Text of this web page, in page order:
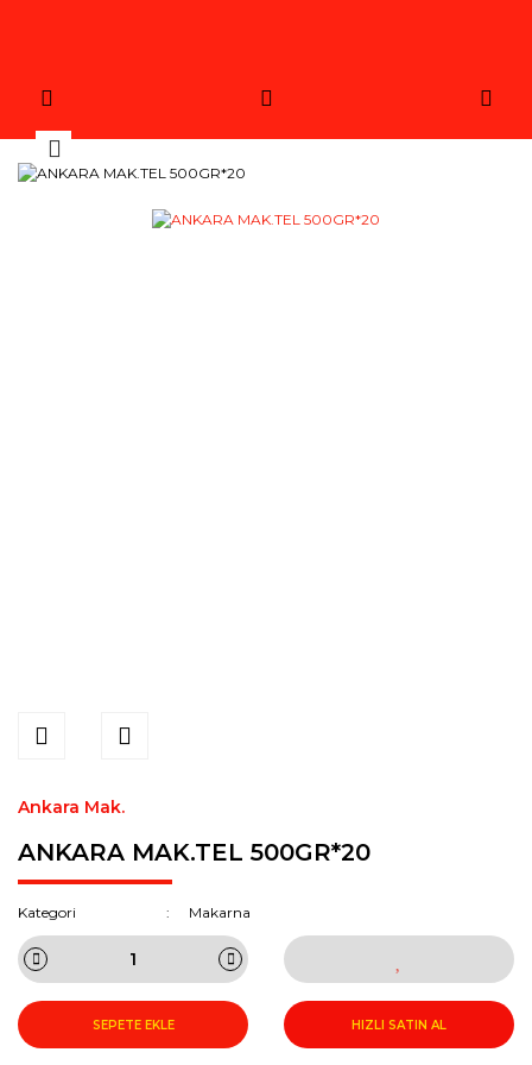
Ankara Mak.
ANKARA MAK.TEL 500GR*20
Kategori Makarna
SEPETE EKLE HIZLI SATIN AL